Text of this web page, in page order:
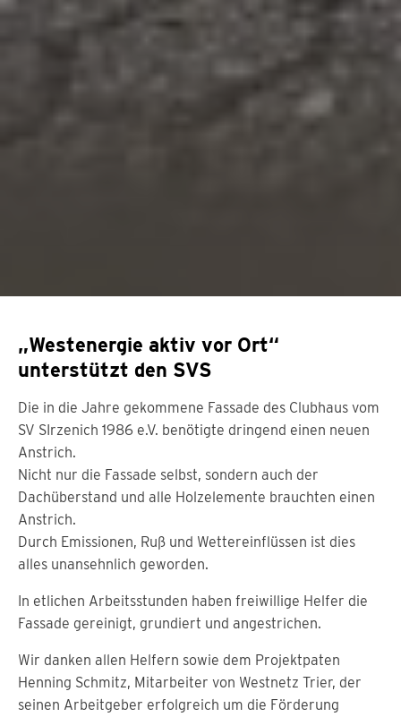
„Westenergie aktiv vor Ort“
unterstützt den SVS
Die in die Jahre gekommene Fassade des Clubhaus vom
SV SIrzenich 1986 e.V. benötigte dringend einen neuen
Anstrich.
Nicht nur die Fassade selbst, sondern auch der
Dachüberstand und alle Holzelemente brauchten einen
Anstrich.
Durch Emissionen, Ruß und Wettereinflüssen ist dies
alles unansehnlich geworden.
In etlichen Arbeitsstunden haben freiwillige Helfer die
Fassade gereinigt, grundiert und angestrichen.
Wir danken allen Helfern sowie dem Projektpaten
Henning Schmitz, Mitarbeiter von Westnetz Trier, der
seinen Arbeitgeber erfolgreich um die Förderung